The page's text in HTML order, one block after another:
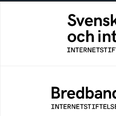
Svenskarna
En årlig studie
Bredbandskollen